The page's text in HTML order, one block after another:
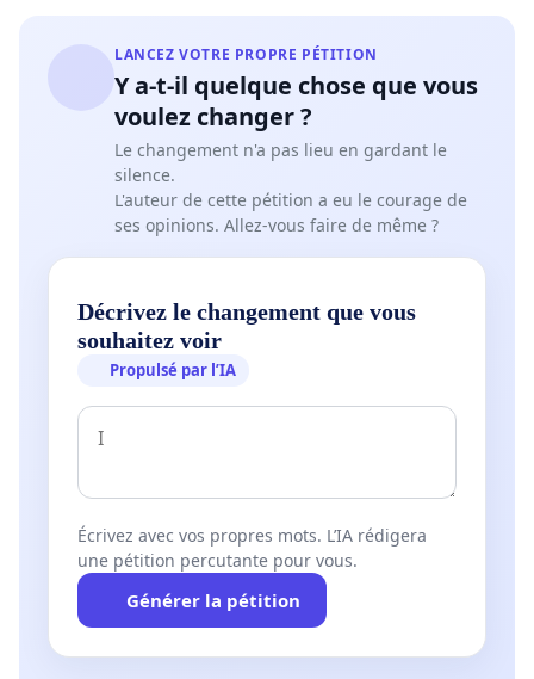
LANCEZ VOTRE PROPRE PÉTITION
Y a-t-il quelque chose que vous
voulez changer ?
Le changement n'a pas lieu en gardant le
silence.
L'auteur de cette pétition a eu le courage de
ses opinions. Allez-vous faire de même ?
Décrivez le changement que vous
souhaitez voir
Propulsé par l’IA
Écrivez avec vos propres mots. L’IA rédigera
une pétition percutante pour vous.
Générer la pétition